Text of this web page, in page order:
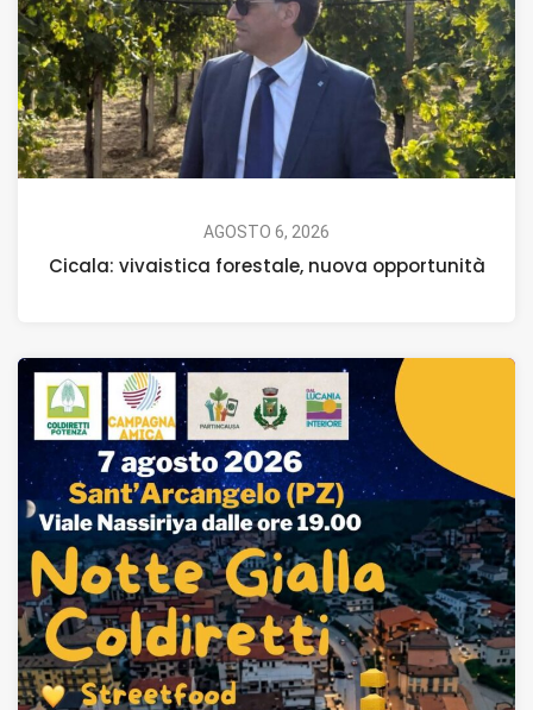
AGOSTO 6, 2026
Cicala: vivaistica forestale, nuova opportunità